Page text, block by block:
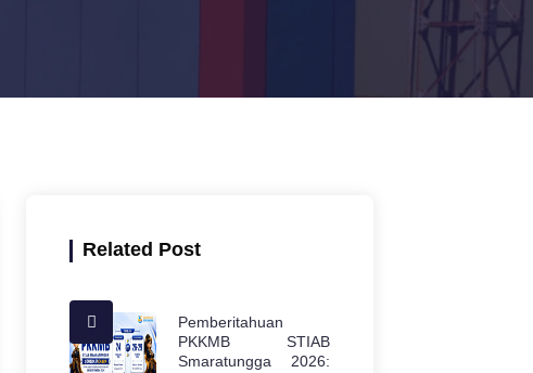
Related Post
Pemberitahuan
PKKMB STIAB
Smaratungga 2026: